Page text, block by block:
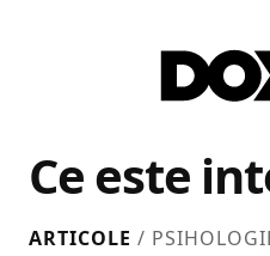
Ce este
ARTICOLE /